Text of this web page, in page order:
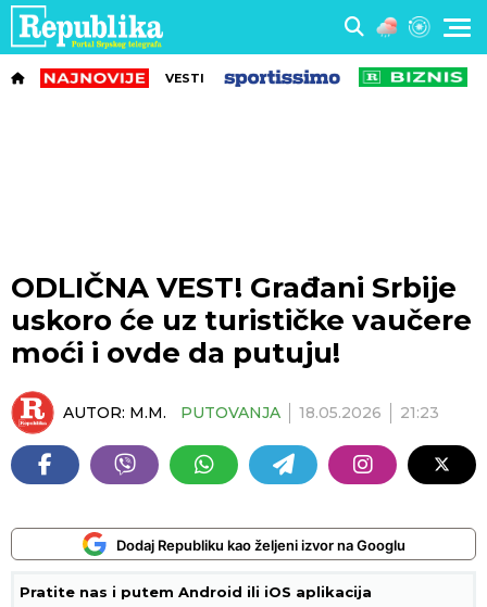
VESTI
ODLIČNA VEST! Građani Srbije
uskoro će uz turističke vaučere
moći i ovde da putuju!
AUTOR: M.M. PUTOVANJA 18.05.2026 21:23
Dodaj Republiku kao željeni izvor na Googlu
Pratite nas i putem Android ili iOS aplikacija